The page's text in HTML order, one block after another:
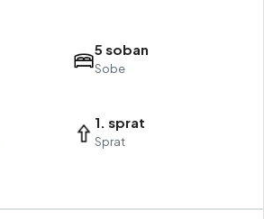
5 soban
Sobe
1. sprat
Sprat